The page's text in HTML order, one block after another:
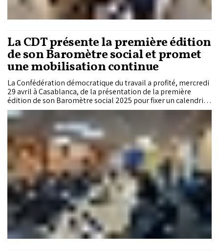
La CDT présente la première édition
de son Baromètre social et promet
une mobilisation continue
La Confédération démocratique du travail a profité, mercredi
29 avril à Casablanca, de la présentation de la première
édition de son Baromètre social 2025 pour fixer un calendrier
de mobilisation qui s'étire jusqu'à l'automne 2026, période
pré-électorale par excellence. Sous le mot d'ordre «Pour un
nouveau contrat social», la centrale célébrera le 1er Mai sur
fond de réquisitoire contre l'érosion du pouvoir d'achat,
l'effondrement du dialogue social et le décalage entre
indicateurs officiels et réalité vécue. Annoncées par le
secrétaire général, Khalid Alami Houir, des marches
régionales se tiendront le 17 mai 2026, qualifiées de
«marches de la colère». Une session de dialogue social est
exigée pour septembre, avant les législatives du 23
septembre. Le baromètre, document de diagnostic et
plateforme de plaidoyer, fournit l'argumentaire chiffré de
cette montée en puissance.